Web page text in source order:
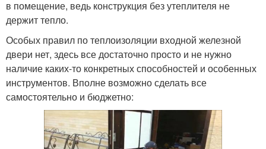
в помещение, ведь конструкция без утеплителя не
держит тепло.
Особых правил по теплоизоляции входной железной
двери нет, здесь все достаточно просто и не нужно
наличие каких-то конкретных способностей и особенных
инструментов. Вполне возможно сделать все
самостоятельно и бюджетно: